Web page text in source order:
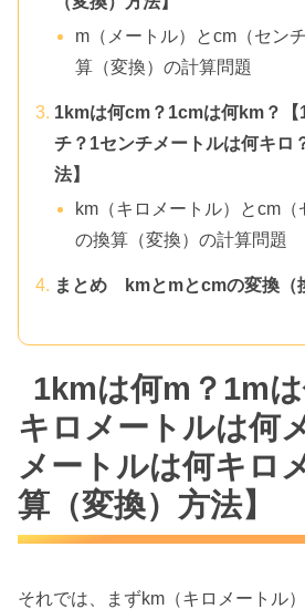
m（メートル）とcm（セン
算（変換）の計算問題
1kmは何cm？1cmは何km？【
チ？1センチメートルは何キロ
法】
km（キロメートル）とcm（
の換算（変換）の計算問題
まとめ kmとmとcmの変換（
1kmは何m？1m
キロメートルは何
メートルは何キロ
算（変換）方法】
それでは、まずkm（キロメートル